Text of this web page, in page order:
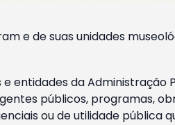
e de suas unidades
entidades da Administração
públicos, programas,
ou de utilidade pública